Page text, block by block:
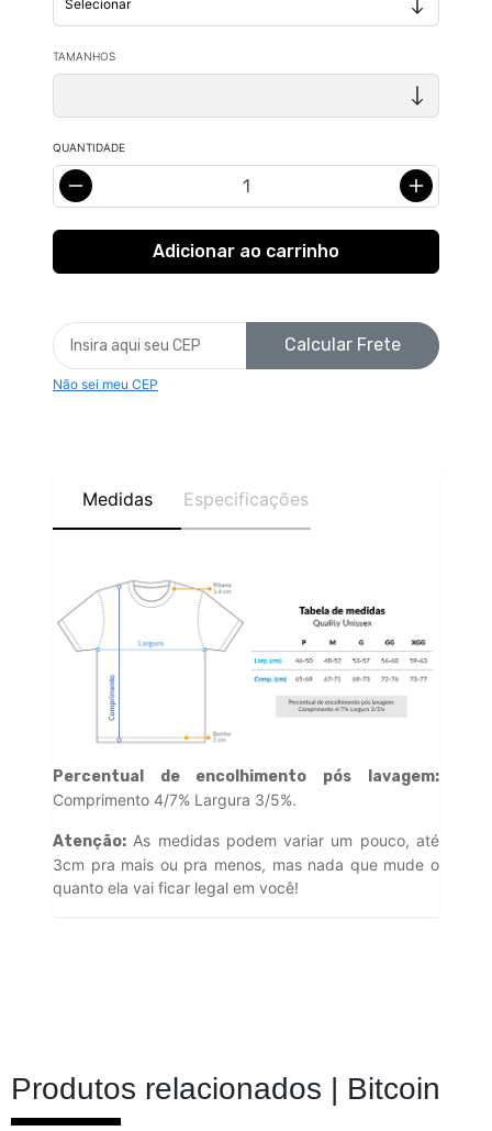
TAMANHOS
QUANTIDADE
Calcular Frete
Não sei meu CEP
Medidas Especificações
Percentual de encolhimento pós lavagem:
Comprimento 4/7% Largura 3/5%.
Atenção: As medidas podem variar um pouco, até
3cm pra mais ou pra menos, mas nada que mude o
quanto ela vai ficar legal em você!
Produtos relacionados | Bitcoin